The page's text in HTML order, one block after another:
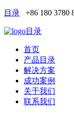
目录 +86 180 3780
目录
首页
产品目录
解决方案
成功案例
关于我们
联系我们